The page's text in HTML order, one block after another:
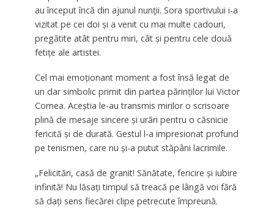
au început încă din ajunul nunții. Sora sportivului i-a
vizitat pe cei doi și a venit cu mai multe cadouri,
pregătite atât pentru miri, cât și pentru cele două
fetițe ale artistei.
Cel mai emoționant moment a fost însă legat de
un dar simbolic primit din partea părinților lui Victor
Cornea. Aceștia le-au transmis mirilor o scrisoare
plină de mesaje sincere și urări pentru o căsnicie
fericită și de durată. Gestul l-a impresionat profund
pe tenismen, care nu și-a putut stăpâni lacrimile.
„Felicitări, casă de granit! Sănătate, fericire și iubire
infinită! Nu lăsați timpul să treacă pe lângă voi fără
să dați sens fiecărei clipe petrecute împreună.